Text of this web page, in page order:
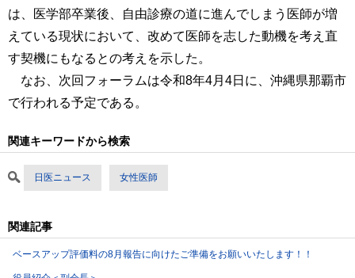
は、医学部卒業後、自由診療の道に進んでしまう医師が増
えている現状において、改めて医師を志した動機を考え直
す契機にもなるとの考えを示した。
なお、次回フォーラムは令和8年4月4日に、沖縄県那覇市
で行われる予定である。
関連キーワードから検索
日医ニュース 女性医師
関連記事
ベースアップ評価料の8月報告に向けたご準備をお願いいたします！！